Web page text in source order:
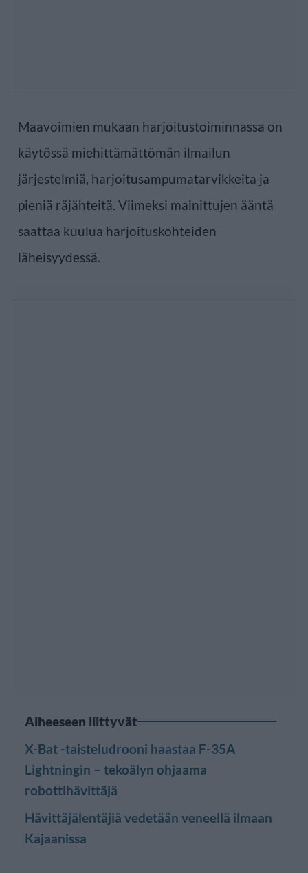
Maavoimien mukaan harjoitustoiminnassa on
käytössä miehittämättömän ilmailun
järjestelmiä, harjoitusampumatarvikkeita ja
pieniä räjähteitä. Viimeksi mainittujen ääntä
saattaa kuulua harjoituskohteiden
läheisyydessä.
Aiheeseen liittyvät
X-Bat -taisteludrooni haastaa F-35A
Lightningin – tekoälyn ohjaama
robottihävittäjä
Hävittäjälentäjiä vedetään veneellä ilmaan
Kajaanissa